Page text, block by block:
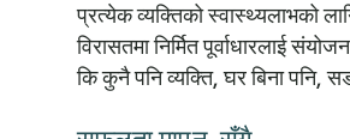
प्रत्येक व्यक्तिको स्वास्थ्यलाभको
विरासतमा निर्मित पूर्वाधारलाई
कि कुनै पनि व्यक्ति, घर बिना पनि,